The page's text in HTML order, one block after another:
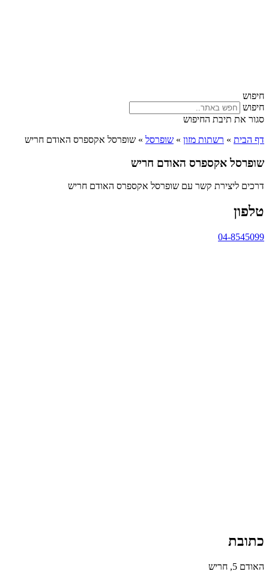
חיפוש
חיפוש
סגור את תיבת החיפוש
דף הבית » רשתות מזון » שופרסל » שופרסל אקספרס האודם חריש
שופרסל אקספרס האודם חריש
דרכים ליצירת קשר עם שופרסל אקספרס האודם חריש
טלפון
04-8545099
כתובת
האודם 5, חריש